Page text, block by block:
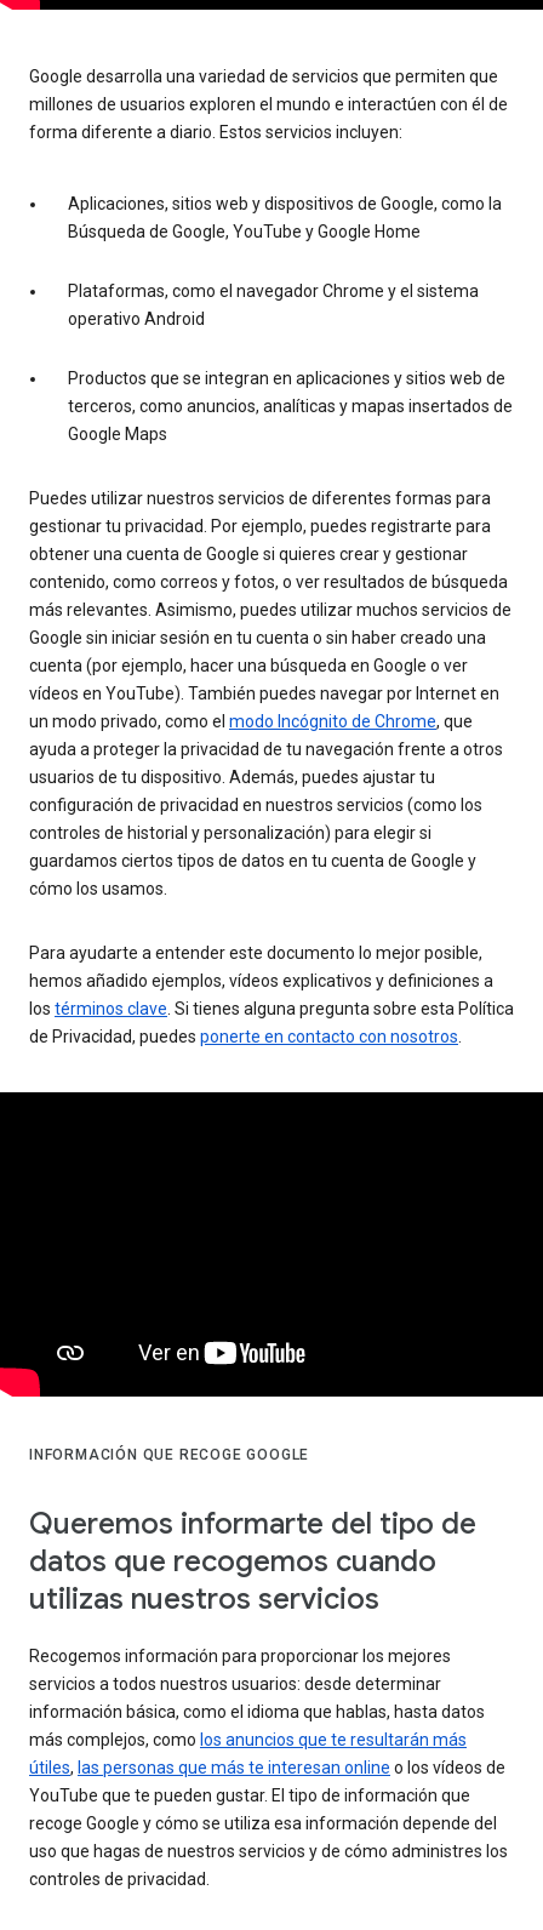
Google desarrolla una variedad de servicios que permiten que
millones de usuarios exploren el mundo e interactúen con él de
forma diferente a diario. Estos servicios incluyen:
Aplicaciones, sitios web y dispositivos de Google, como la
Búsqueda de Google, YouTube y Google Home
Plataformas, como el navegador Chrome y el sistema
operativo Android
Productos que se integran en aplicaciones y sitios web de
terceros, como anuncios, analíticas y mapas insertados de
Google Maps
Puedes utilizar nuestros servicios de diferentes formas para
gestionar tu privacidad. Por ejemplo, puedes registrarte para
obtener una cuenta de Google si quieres crear y gestionar
contenido, como correos y fotos, o ver resultados de búsqueda
más relevantes. Asimismo, puedes utilizar muchos servicios de
Google sin iniciar sesión en tu cuenta o sin haber creado una
cuenta (por ejemplo, hacer una búsqueda en Google o ver
vídeos en YouTube). También puedes navegar por Internet en
un modo privado, como el modo Incógnito de Chrome, que
ayuda a proteger la privacidad de tu navegación frente a otros
usuarios de tu dispositivo. Además, puedes ajustar tu
configuración de privacidad en nuestros servicios (como los
controles de historial y personalización) para elegir si
guardamos ciertos tipos de datos en tu cuenta de Google y
cómo los usamos.
Para ayudarte a entender este documento lo mejor posible,
hemos añadido ejemplos, vídeos explicativos y definiciones a
los términos clave . Si tienes alguna pregunta sobre esta Política
de Privacidad, puedes ponerte en contacto con nosotros
INFORMACIÓN QUE RECOGE GOOGLE
Queremos informarte del tipo de
datos que recogemos cuando
utilizas nuestros servicios
Recogemos información para proporcionar los mejores
servicios a todos nuestros usuarios: desde determinar
información básica, como el idioma que hablas, hasta datos
más complejos, como los anuncios que te resultarán más
útiles, las personas que más te interesan online o los vídeos de
YouTube que te pueden gustar. El tipo de información que
recoge Google y cómo se utiliza esa información depende del
uso que hagas de nuestros servicios y de cómo administres los
controles de privacidad.